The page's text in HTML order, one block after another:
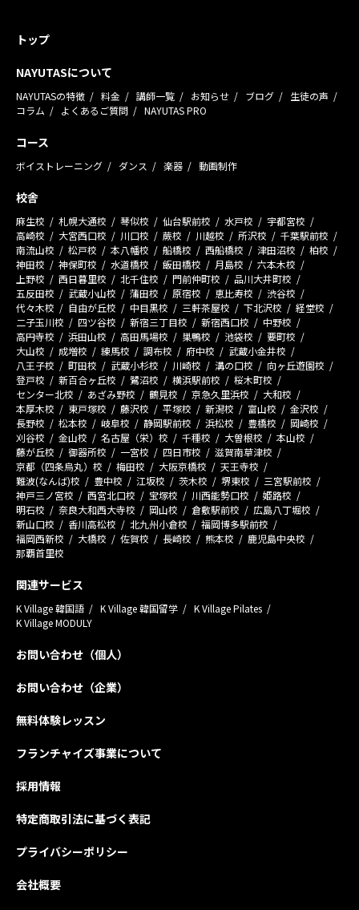
トップ
NAYUTASについて
NAYUTASの特徴 料金 講師一覧 お知らせ ブログ
生徒の声
コラム
よくあるご質問 NAYUTAS PRO
コース
ボイストレーニング ダンス 楽器 動画制作
校舎
麻生校 札幌大通校 琴似校 仙台駅前校 水戸校
宇都宮校
高崎校
大宮西口校 川口校 蕨校 川越校 所沢校
千葉駅前校
南流山校
松戸校 本八幡校 船橋校 西船橋校 津田沼校
柏校
神田校
神保町校 水道橋校 飯田橋校 月島校
六本木校
上野校
西日暮里校 北千住校 門前仲町校
品川大井町校
五反田校
武蔵小山校 蒲田校 原宿校 恵比寿校
渋谷校
代々木校
自由が丘校 中目黒校 三軒茶屋校 下北沢校
経堂校
二子玉川校
四ツ谷校 新宿三丁目校 新宿西口校
中野校
高円寺校
浜田山校 高田馬場校 巣鴨校 池袋校
要町校
大山校
成増校 練馬校 調布校 府中校
武蔵小金井校
八王子校
町田校 武蔵小杉校 川崎校 溝の口校
向ヶ丘遊園校
登戸校
新百合ヶ丘校 鷺沼校 横浜駅前校
桜木町校
センター北校
あざみ野校 鶴見校 京急久里浜校
大和校
本厚木校
東戸塚校 藤沢校 平塚校 新潟校 富山校
金沢校
長野校
松本校 岐阜校 静岡駅前校 浜松校 豊橋校
岡崎校
刈谷校
金山校 名古屋（栄）校 千種校 大曽根校
本山校
藤が丘校
御器所校 一宮校 四日市校
滋賀南草津校
京都（四条烏丸）校
梅田校 大阪京橋校
天王寺校
難波(なんば)校
豊中校 江坂校 茨木校 堺東校
三宮駅前校
神戸三ノ宮校
西宮北口校 宝塚校 川西能勢口校
姫路校
明石校
奈良大和西大寺校 岡山校 倉敷駅前校
広島八丁堀校
新山口校
香川高松校 北九州小倉校
福岡博多駅前校
福岡西新校
大橋校 佐賀校 長崎校 熊本校
鹿児島中央校
那覇首里校
関連サービス
K Village 韓国語 K Village 韓国留学
K Village Pilates
K Village MODULY
お問い合わせ（個人）
お問い合わせ（企業）
無料体験レッスン
フランチャイズ事業について
採用情報
特定商取引法に基づく表記
プライバシーポリシー
会社概要